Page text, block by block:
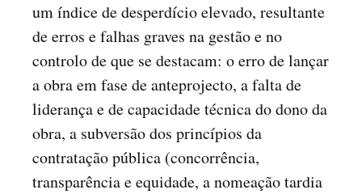
um índice de desperdício elevado, resultante
de erros e falhas graves na gestão e no
controlo de que se destacam: o erro de lançar
a obra em fase de anteprojecto, a falta de
liderança e de capacidade técnica do dono da
obra, a subversão dos princípios da
contratação pública (concorrência,
transparência e equidade, a nomeação tardia